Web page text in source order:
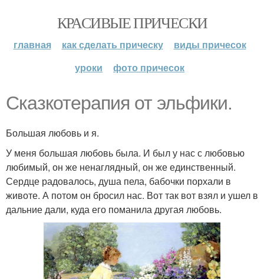
КРАСИВЫЕ ПРИЧЕСКИ
главная как сделать прическу
виды причесок
уроки
фото причесок
Сказкотерапия от эльфики.
Большая любовь и я.
У меня большая любовь была. И был у нас с любовью
любимый, он же ненаглядный, он же единственный.
Сердце радовалось, душа пела, бабочки порхали в
животе. А потом он бросил нас. Вот так вот взял и ушел в
дальние дали, куда его поманила другая любовь.